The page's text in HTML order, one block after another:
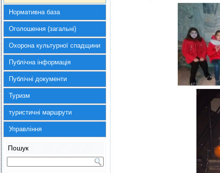
Нормативна база
Оголошення (загальні)
Охорона культурної спадщини
Публічна інформація
Публічні документи
Туризм
туристичні маршрути
Управління
Пошук